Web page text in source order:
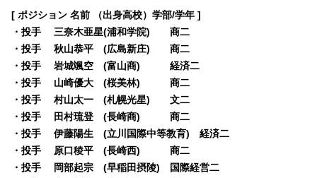
[ ポジション 名前 （出身高校）学部/学年 ]
・投手 三奈木亜星(浦和学院) 商二
・投手 秋山恭平 (広島新庄) 商二
・投手 岩城颯空 (富山商) 経済二
・投手 山崎優大 (桜美林) 商二
・投手 村山太一 (札幌光星) 文二
・投手 田村琉登 (長崎商) 商二
・投手 伊藤陽生 (立川国際中等教育) 経済二
・投手 原口稜平 (長崎西) 商二
・投手 岡部起宗 (早稲田摂陵) 国際経営二